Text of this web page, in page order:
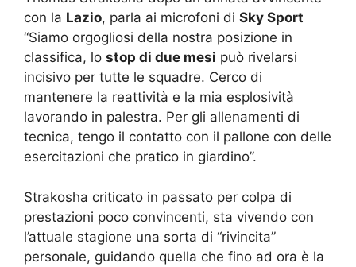
con la Lazio, parla ai microfoni di Sky Sport
“Siamo orgogliosi della nostra posizione in
classifica, lo stop di due mesi può rivelarsi
incisivo per tutte le squadre. Cerco di
mantenere la reattività e la mia esplosività
lavorando in palestra. Per gli allenamenti di
tecnica, tengo il contatto con il pallone con delle
esercitazioni che pratico in giardino”.
Strakosha criticato in passato per colpa di
prestazioni poco convincenti, sta vivendo con
l’attuale stagione una sorta di “rivincita”
personale, guidando quella che fino ad ora è la